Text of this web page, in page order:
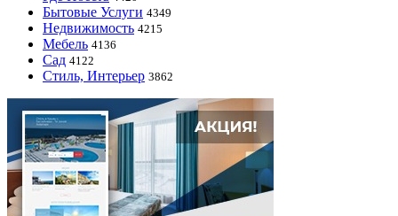
Бытовые Услуги 4349
Недвижимость 4215
Мебель 4136
Сад 4122
Стиль, Интерьер 3862